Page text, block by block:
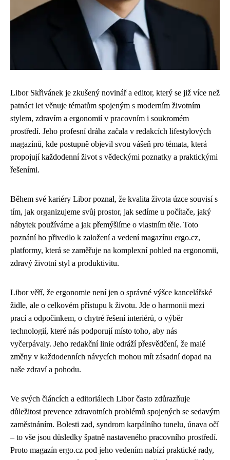
Libor Skřivánek je zkušený novinář a editor, který se již více než
patnáct let věnuje tématům spojeným s moderním životním
stylem, zdravím a ergonomií v pracovním i soukromém
prostředí. Jeho profesní dráha začala v redakcích lifestylových
magazínů, kde postupně objevil svou vášeň pro témata, která
propojují každodenní život s vědeckými poznatky a praktickými
řešeními.
Během své kariéry Libor poznal, že kvalita života úzce souvisí s
tím, jak organizujeme svůj prostor, jak sedíme u počítače, jaký
nábytek používáme a jak přemýšlíme o vlastním těle. Toto
poznání ho přivedlo k založení a vedení magazínu ergo.cz,
platformy, která se zaměřuje na komplexní pohled na ergonomii,
zdravý životní styl a produktivitu.
Libor věří, že ergonomie není jen o správné výšce kancelářské
židle, ale o celkovém přístupu k životu. Jde o harmonii mezi
prací a odpočinkem, o chytré řešení interiérů, o výběr
technologií, které nás podporují místo toho, aby nás
vyčerpávaly. Jeho redakční linie odráží přesvědčení, že malé
změny v každodenních návycích mohou mít zásadní dopad na
naše zdraví a pohodu.
Ve svých článcích a editoriálech Libor často zdůrazňuje
důležitost prevence zdravotních problémů spojených se sedavým
zaměstnáním. Bolesti zad, syndrom karpálního tunelu, únava očí
– to vše jsou důsledky špatně nastaveného pracovního prostředí.
Proto magazín ergo.cz pod jeho vedením nabízí praktické rady,